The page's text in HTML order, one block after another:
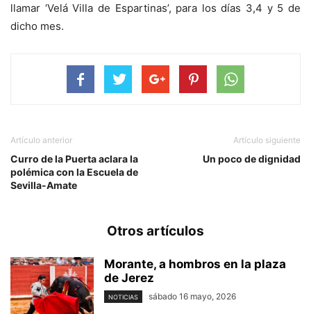
llamar ‘Velá Villa de Espartinas’, para los días 3,4 y 5 de
dicho mes.
Artículo anterior
Curro de la Puerta aclara la
polémica con la Escuela de
Sevilla-Amate
Artículo siguiente
Un poco de dignidad
Otros artículos
Morante, a hombros en la plaza
de Jerez
NOTICIAS sábado 16 mayo, 2026